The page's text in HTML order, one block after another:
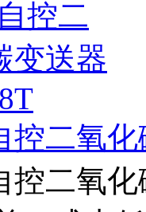
控二氧
控二氧